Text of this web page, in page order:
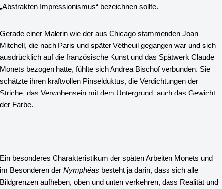
„Abstrakten Impressionismus“ bezeichnen sollte.
Gerade einer Malerin wie der aus Chicago stammenden Joan
Mitchell, die nach Paris und später Vétheuil gegangen war und sich
ausdrücklich auf die französische Kunst und das Spätwerk Claude
Monets bezogen hatte, fühlte sich Andrea Bischof verbunden. Sie
schätzte ihren kraftvollen Pinselduktus, die Verdichtungen der
Striche, das Verwobensein mit dem Untergrund, auch das Gewicht
der Farbe.
Ein besonderes Charakteristikum der späten Arbeiten Monets und
im Besonderen der Nymphéas besteht ja darin, dass sich alle
Bildgrenzen aufheben, oben und unten verkehren, dass Realität und